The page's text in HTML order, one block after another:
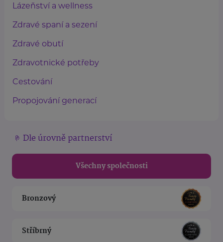
Lázeňství a wellness
Zdravé spaní a sezení
Zdravé obutí
Zdravotnické potřeby
Cestování
Propojování generací
Dle úrovně partnerství
Všechny společnosti
Bronzový
Stříbrný